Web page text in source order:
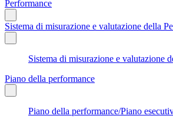
Performance
Sistema di misurazione e valutazione della
Sistema di misurazione e valutazione
Piano della performance
Piano della performance/Piano